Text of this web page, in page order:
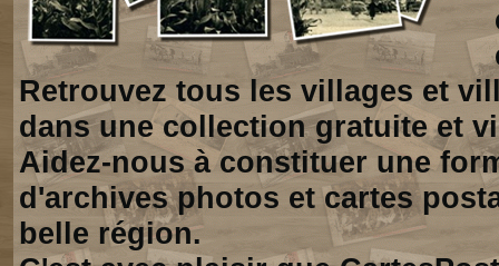
Retrouvez tous les villages et
dans une collection gratuite et
Aidez-nous à constituer une
d'archives photos et cartes
belle région.